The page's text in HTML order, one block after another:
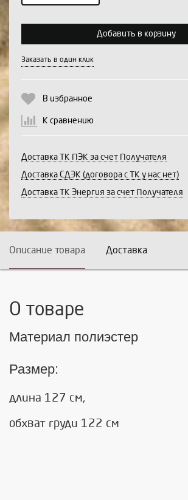
Выберите количество:
Продолжить Отмена
Добавить в корзину
Заказать в один клик
В избранное
К сравнению
Доставка ТК ПЭК за счет Получателя
Доставка СДЭК (договора с ТК у нас нет)
Доставка ТК Энергия за счет Получателя
Описание товара Доставка
О товаре
Материал полиэстер
Размер:
длина 127 см,
обхват груди 122 см